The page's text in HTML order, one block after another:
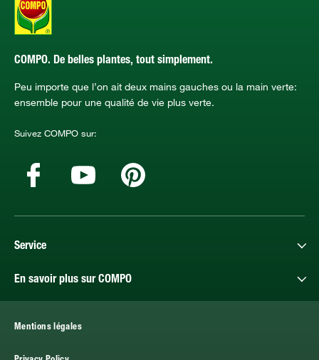
COMPO. De belles plantes, tout simplement.
Peu importe que l’on ait deux mains gauches ou la main verte:
ensemble pour une qualité de vie plus verte.
Suivez COMPO sur:
Service
En savoir plus sur COMPO
Mentions légales